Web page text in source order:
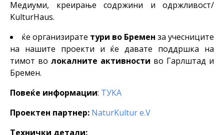
Медиуми, креирање содржини и одржливост/
KulturHaus.
ќе организирате тури во Бремен за учесниците
на нашите проекти и ќе давате поддршка на
тимот во локалните активности во Гарлштад и
Бремен.
Повеќе информации: ТУКА
Проектен партнер: NaturKultur e.V
Технички детали: